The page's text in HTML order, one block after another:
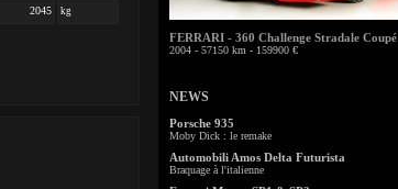
2045 kg
FERRARI - 360 Challenge Stradale Coupé
2004 - 57150 km - 159900 €
NEWS
Porsche 935
Moby Dick : le remake
Automobili Amos Delta Futurista
Braquage à l'italienne